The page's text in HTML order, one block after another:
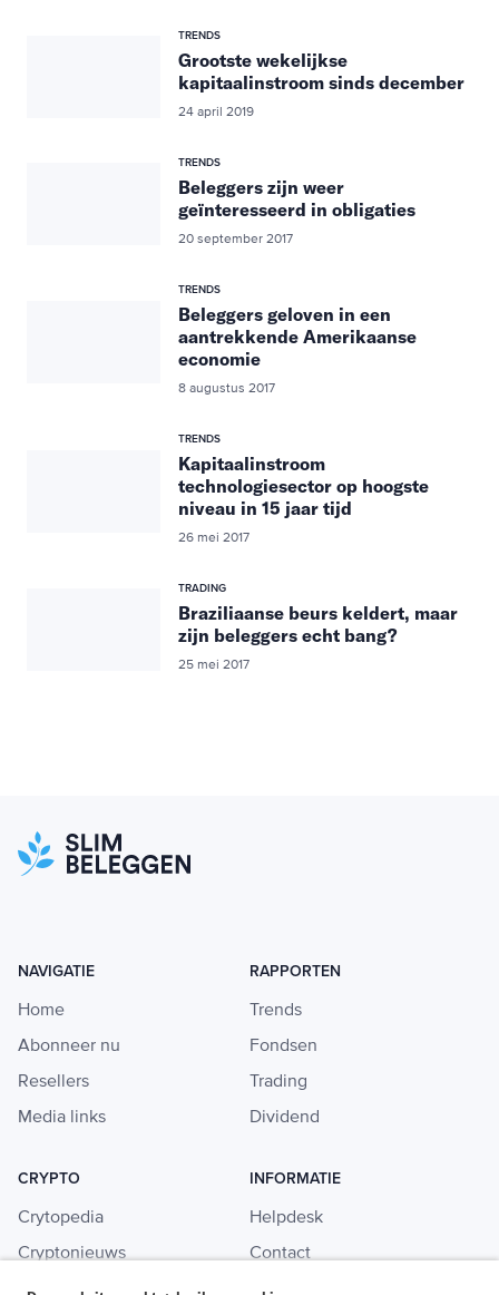
TRENDS
Grootste wekelijkse
kapitaalinstroom sinds december
24 april 2019
TRENDS
Beleggers zijn weer
geïnteresseerd in obligaties
20 september 2017
TRENDS
Beleggers geloven in een
aantrekkende Amerikaanse
economie
8 augustus 2017
TRENDS
Kapitaalinstroom
technologiesector op hoogste
niveau in 15 jaar tijd
26 mei 2017
TRADING
Braziliaanse beurs keldert, maar
zijn beleggers echt bang?
25 mei 2017
NAVIGATIE
Home
Abonneer nu
Resellers
Media links
RAPPORTEN
Trends
Fondsen
Trading
Dividend
CRYPTO
Crytopedia
Cryptonieuws
Crypto koopgids
INFORMATIE
Helpdesk
Contact
Adverteren